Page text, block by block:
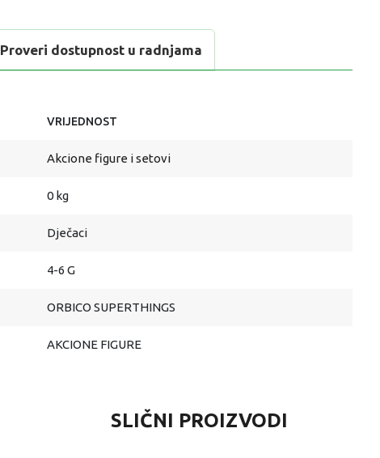
Proveri dostupnost u radnjama
VRIJEDNOST
Akcione figure i setovi
0 kg
Dječaci
4-6 G
ORBICO SUPERTHINGS
AKCIONE FIGURE
SLIČNI PROIZVODI